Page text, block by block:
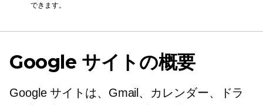
できます。
Google サイトの概要
Google サイトは、Gmail、カレンダー、ドラ